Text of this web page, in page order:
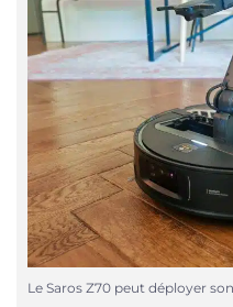
Le Saros Z70 peut déployer